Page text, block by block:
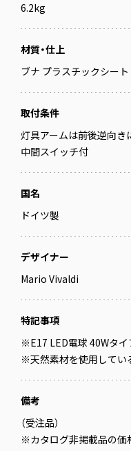
6.2kg
材質・仕上
ブナ プラスチックシート
取付条件
灯具アームは前後逆向き
中間スイッチ付
国名
ドイツ製
デザイナー
Mario Vivaldi
特記事項
※E17 LED電球 40Wタイ
※天然素材を使用してい
備考
（受注品）
※カタログ非掲載品の価